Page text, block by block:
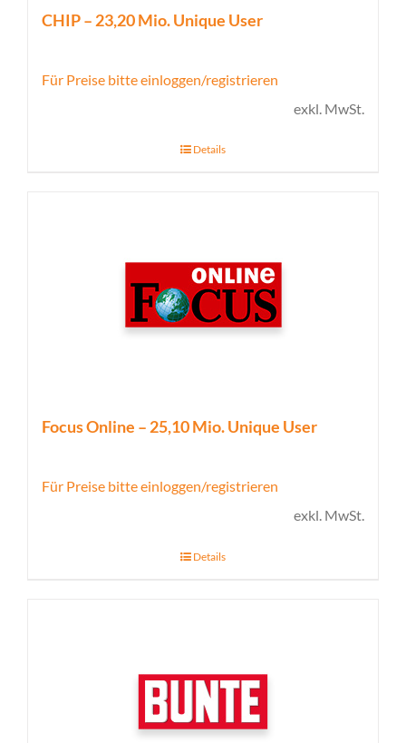
CHIP – 23,20 Mio. Unique User
Für Preise bitte einloggen/registrieren
exkl. MwSt.
Details
Focus Online – 25,10 Mio. Unique User
Für Preise bitte einloggen/registrieren
exkl. MwSt.
Details